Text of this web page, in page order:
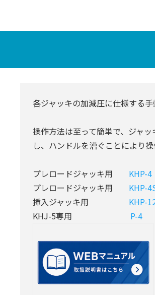
各ジャッキの加減圧に仕様する手
操作方法は至って簡単で、ジャ
し、ハンドルを漕ぐことにより操
プレロードジャッキ用 KHP-4
プレロードジャッキ用 KHP-
挿入ジャッキ用 KHP-
KHJ-5専用 P-4